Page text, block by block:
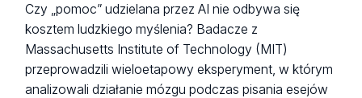
Czy „pomoc” udzielana przez AI nie odbywa się
kosztem ludzkiego myślenia? Badacze z
Massachusetts Institute of Technology (MIT)
przeprowadzili wieloetapowy eksperyment, w którym
analizowali działanie mózgu podczas pisania esejów